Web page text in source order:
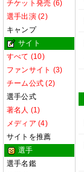
チケット発売 (6)
選手出演 (2)
キャンプ
サイト
すべて (10)
ファンサイト (3)
チーム公式 (2)
選手公式
著名人 (1)
メディア (4)
サイトを推薦
選手
選手名鑑